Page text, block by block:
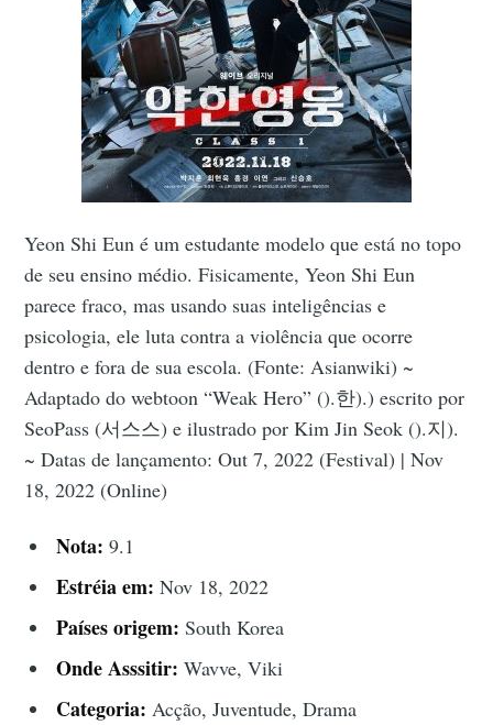
Yeon Shi Eun é um estudante modelo que está no topo
de seu ensino médio. Fisicamente, Yeon Shi Eun
parece fraco, mas usando suas inteligências e
psicologia, ele luta contra a violência que ocorre
dentro e fora de sua escola. (Fonte: Asianwiki) ~
Adaptado do webtoon “Weak Hero” ().한).) escrito por
SeoPass (서스스) e ilustrado por Kim Jin Seok ().지).
~ Datas de lançamento: Out 7, 2022 (Festival) | Nov
18, 2022 (Online)
Nota: 9.1
Estréia em: Nov 18, 2022
Países origem: South Korea
Onde Asssitir: Wavve, Viki
Categoria: Acção, Juventude, Drama